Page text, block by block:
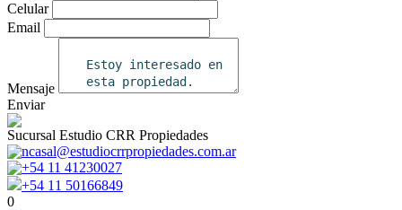
Celular
Email
Mensaje
Enviar
Sucursal Estudio CRR Propiedades
ncasal@estudiocrrpropiedades.com.ar
+54 11 41230027
+54 11 50166849
0